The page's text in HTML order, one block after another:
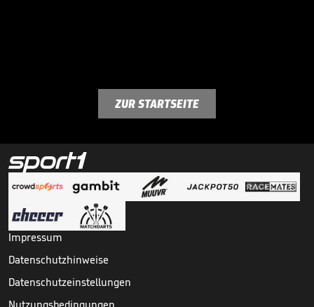
ZUR STARTSEITE
Impressum
Datenschutzhinweise
Datenschutzeinstellungen